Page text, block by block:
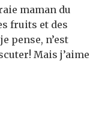
maman du
fruits et des
pense, n’est
Mais j’aime